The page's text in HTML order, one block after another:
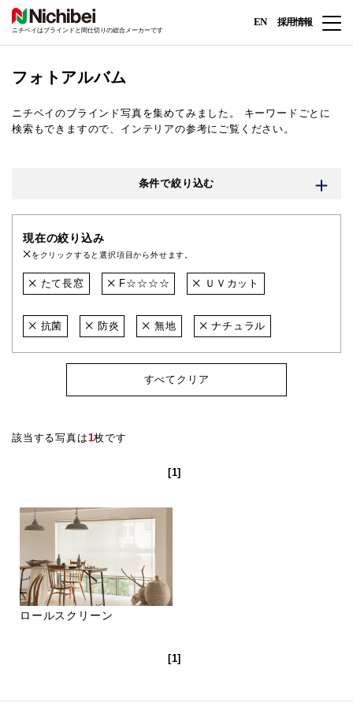
ニチベイはブラインドと間仕切りの総合メーカーです
EN 採用情報
フォトアルバム
ニチベイのブラインド写真を集めてみました。
キーワードごとに
検索もできますので、インテリアの参考にご覧ください。
条件で絞り込む
現在の絞り込み
をクリックすると選択項目から外せます。
たて長窓 F☆☆☆☆ ＵＶカット
抗菌 防炎 無地 ナチュラル
すべてクリア
該当する写真は1枚です
[1]
ロールスクリーン
[1]